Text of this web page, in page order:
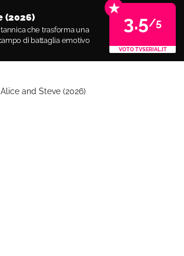
(2026)
che trasforma una
di battaglia emotivo
★
3.5/5
VOTO TVSERIAL.IT
Alice and Steve (2026)